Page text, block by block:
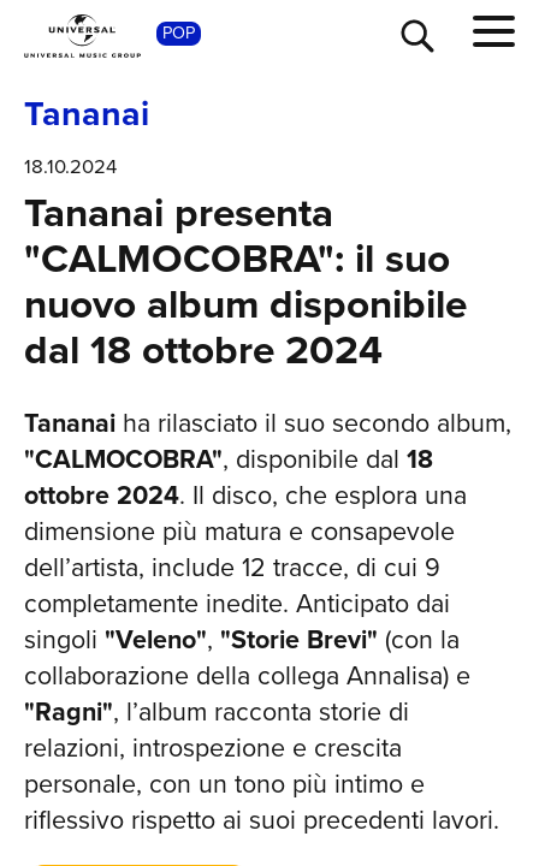
POP
Tananai
18.10.2024
Tananai presenta
"CALMOCOBRA": il suo
nuovo album disponibile
dal 18 ottobre 2024
Tananai ha rilasciato il suo secondo album,
"CALMOCOBRA", disponibile dal 18
ottobre 2024. Il disco, che esplora una
dimensione più matura e consapevole
dell’artista, include 12 tracce, di cui 9
completamente inedite. Anticipato dai
singoli "Veleno", "Storie Brevi" (con la
collaborazione della collega Annalisa) e
"Ragni", l’album racconta storie di
relazioni, introspezione e crescita
personale, con un tono più intimo e
riflessivo rispetto ai suoi precedenti lavori.